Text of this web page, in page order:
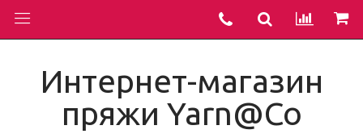
Интернет-магазин
пряжи Yarn@Co